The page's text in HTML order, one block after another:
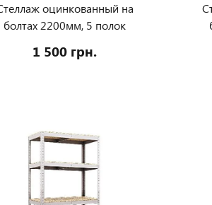
оцинкованный на
болтах 2200мм, 5 полок
1 500 грн.